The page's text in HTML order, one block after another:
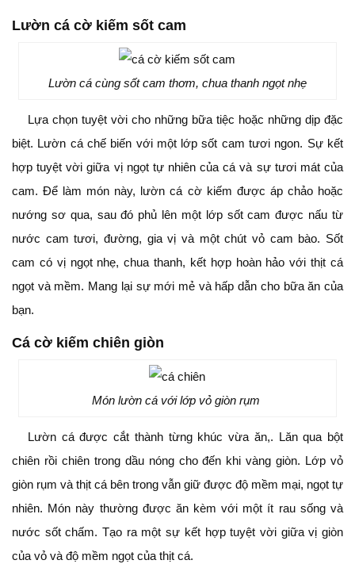
Lườn cá cờ kiếm sốt cam
Lườn cá cùng sốt cam thơm, chua thanh ngọt nhẹ
Lựa chọn tuyệt vời cho những bữa tiệc hoặc những dịp đặc
biệt. Lườn cá chế biến với một lớp sốt cam tươi ngon. Sự kết
hợp tuyệt vời giữa vị ngọt tự nhiên của cá và sự tươi mát của
cam. Để làm món này, lườn cá cờ kiếm được áp chảo hoặc
nướng sơ qua, sau đó phủ lên một lớp sốt cam được nấu từ
nước cam tươi, đường, gia vị và một chút vỏ cam bào. Sốt
cam có vị ngọt nhẹ, chua thanh, kết hợp hoàn hảo với thịt cá
ngọt và mềm. Mang lại sự mới mẻ và hấp dẫn cho bữa ăn của
bạn.
Cá cờ kiếm chiên giòn
Món lườn cá với lớp vỏ giòn rụm
Lườn cá được cắt thành từng khúc vừa ăn,. Lăn qua bột
chiên rồi chiên trong dầu nóng cho đến khi vàng giòn. Lớp vỏ
giòn rụm và thịt cá bên trong vẫn giữ được độ mềm mại, ngọt tự
nhiên. Món này thường được ăn kèm với một ít rau sống và
nước sốt chấm. Tạo ra một sự kết hợp tuyệt vời giữa vị giòn
của vỏ và độ mềm ngọt của thịt cá.